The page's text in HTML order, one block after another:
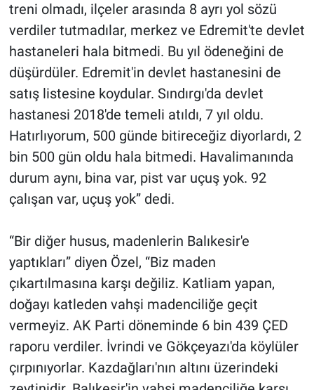
treni olmadı, ilçeler arasında 8 ayrı yol sözü
verdiler tutmadılar, merkez ve Edremit'te devlet
hastaneleri hala bitmedi. Bu yıl ödeneğini de
düşürdüler. Edremit'in devlet hastanesini de
satış listesine koydular. Sındırgı'da devlet
hastanesi 2018'de temeli atıldı, 7 yıl oldu.
Hatırlıyorum, 500 günde bitireceğiz diyorlardı, 2
bin 500 gün oldu hala bitmedi. Havalimanında
durum aynı, bina var, pist var uçuş yok. 92
çalışan var, uçuş yok” dedi.
“Bir diğer husus, madenlerin Balıkesir'e
yaptıkları” diyen Özel, “Biz maden
çıkartılmasına karşı değiliz. Katliam yapan,
doğayı katleden vahşi madenciliğe geçit
vermeyiz. AK Parti döneminde 6 bin 439 ÇED
raporu verdiler. İvrindi ve Gökçeyazı'da köylüler
çırpınıyorlar. Kazdağları'nın altını üzerindeki